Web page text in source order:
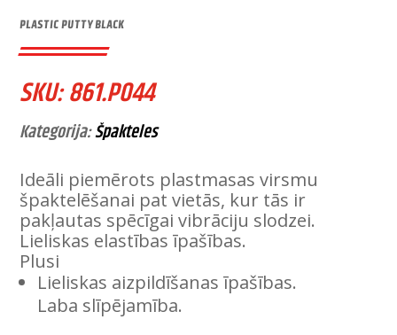
PLASTIC PUTTY BLACK
SKU:861.P044
Kategorija:Špakteles
Ideāli piemērots plastmasas virsmu
špaktelēšanai pat vietās, kur tās ir
pakļautas spēcīgai vibrāciju slodzei.
Lieliskas elastības īpašības.
Plusi
Lieliskas aizpildīšanas īpašības.
Laba slīpējamība.